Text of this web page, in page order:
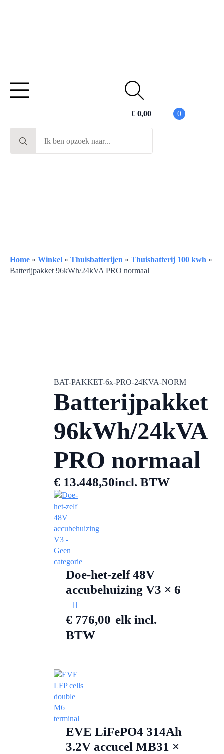
€ 0,00 0
for:
Home » Winkel » Thuisbatterijen » Thuisbatterij 100 kwh »
Batterijpakket 96kWh/24kVA PRO normaal
BAT-PAKKET-6x-PRO-24KVA-NORM
Batterijpakket
96kWh/24kVA
PRO normaal
€ 13.448,50incl. BTW
Doe-het-zelf 48V
accubehuizing V3 × 6
€ 776,00 elk incl.
BTW
EVE LiFePO4 314Ah
3.2V accucel MB31 ×